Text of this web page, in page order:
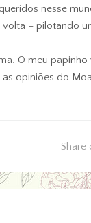
nesse
– pilotando
O meu papinho
opiniões do
Share